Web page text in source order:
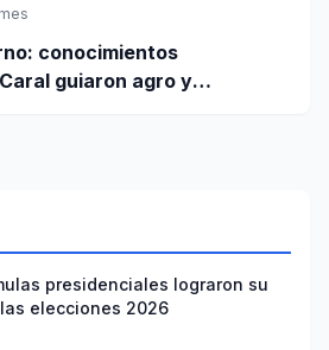
conocimientos
guiaron agro y
presidenciales lograron su
elecciones 2026